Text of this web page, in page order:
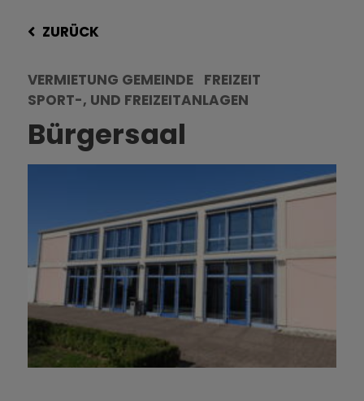
ZURÜCK
VERMIETUNG GEMEINDE FREIZEIT
SPORT-, UND FREIZEITANLAGEN
Bürgersaal